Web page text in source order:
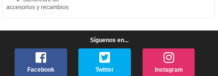
accesorios y recambios
Síguenos en...
Facebook Twitter Instagram